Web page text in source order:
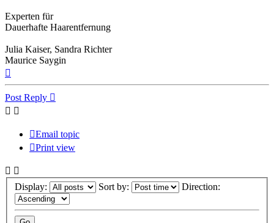
Experten für
Dauerhafte Haarentfernung
Julia Kaiser, Sandra Richter
Maurice Saygin
Post Reply
Email topic
Print view
Display: Sort by: Direction: